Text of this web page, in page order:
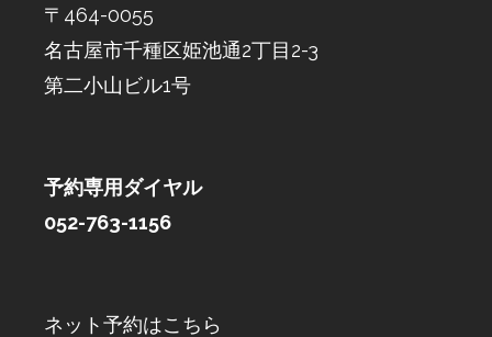
〒464-0055
名古屋市千種区姫池通2丁目2-3
第二小山ビル1号
予約専用ダイヤル
052-763-1156
ネット予約はこちら